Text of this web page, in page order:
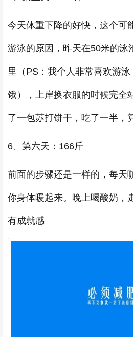
今天体重下降的好快，这个可
游泳的原因，昨天在50米的泳
里（PS：我个人非常喜欢游泳
饿），上岸换衣服的时候完全
了一包苏打饼干，吃了一半，
6、第六天：166斤
前面的步骤还是一样的，每天
你身体暖起来。晚上喝酸奶，
有成就感